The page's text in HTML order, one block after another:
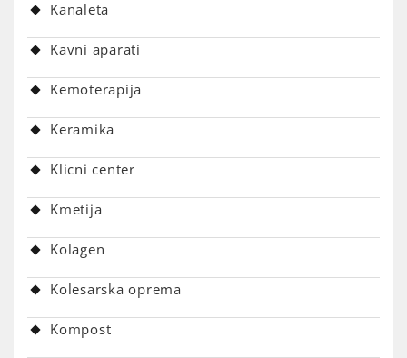
Kanaleta
Kavni aparati
Kemoterapija
Keramika
Klicni center
Kmetija
Kolagen
Kolesarska oprema
Kompost